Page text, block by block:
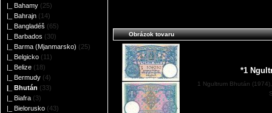
|_ Bahamy (25)
|_ Bahrajn (14)
|_ Bangladéš (65)
|_ Barbados (30)
|_ Barma (Mjanmarsko) (25)
|_ Belgicko (11)
|_ Belize (18)
|_ Bermudy (4)
|_ Bhután (33)
|_ Biafra (3)
|_ Bielorusko (43)
Obrázok tovaru
*1
1 Ngultrum Bhután